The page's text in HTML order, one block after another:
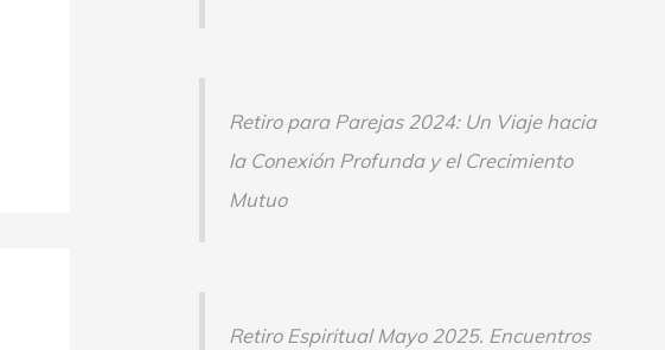
Retiro para Parejas 2024: Un Viaje hacia
la Conexión Profunda y el Crecimiento
Mutuo
Retiro Espiritual Mayo 2025. Encuentros